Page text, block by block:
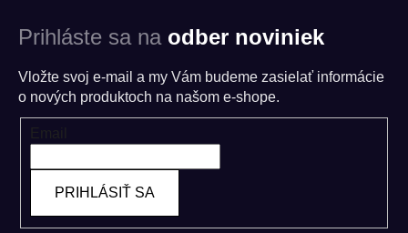
Prihláste sa na odber noviniek
Vložte svoj e-mail a my Vám budeme zasielať informácie
o nových produktoch na našom e-shope.
PRIHLÁSIŤ SA